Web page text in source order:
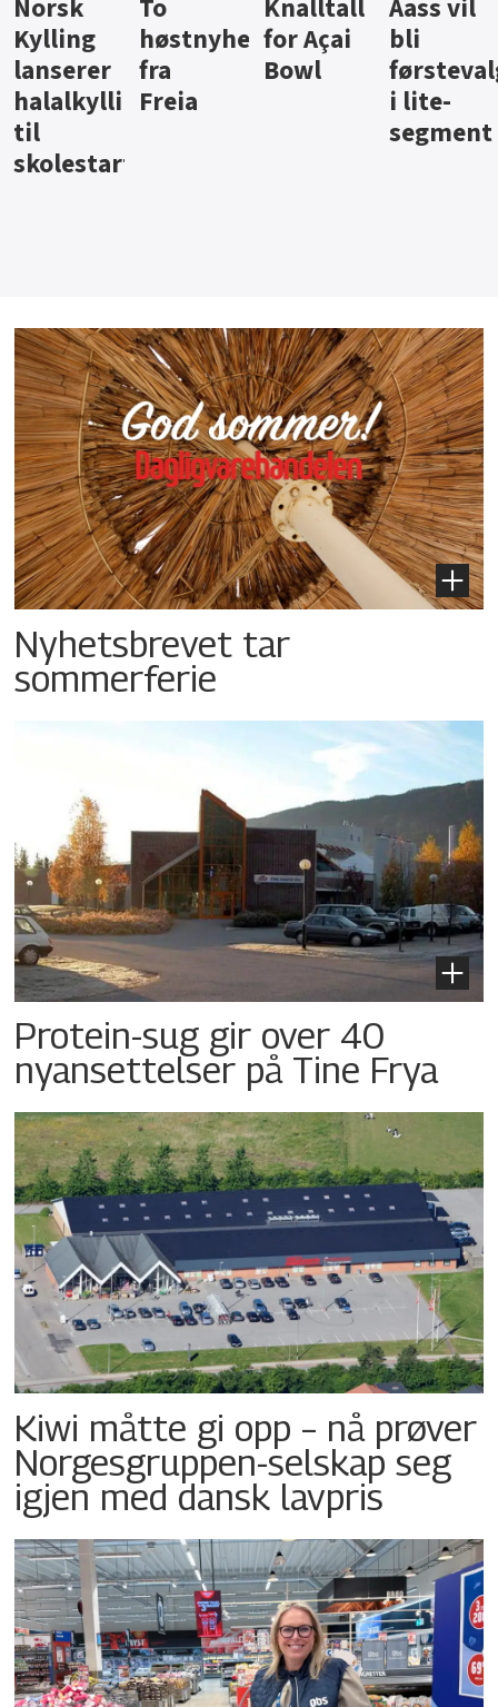
Knalltall
for Açai
Bowl
Aass vil
bli
førstevalg
i lite-
Brus og
jus fra
Berentsen
Hard
iste fra
Hansa
Nyhetsbrevet tar
sommerferie
Protein-sug gir over 40
nyansettelser på Tine Frya
Kiwi måtte gi opp – nå prøver
Norgesgruppen-selskap seg
igjen med dansk lavpris